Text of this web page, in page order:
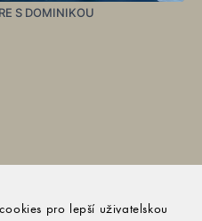
pro lepší uživatelskou
S DOMINIKOU